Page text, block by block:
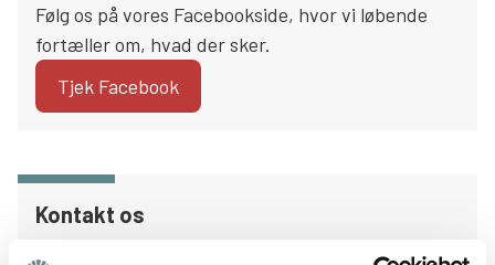
Følg os på vores Facebookside, hvor vi løbende
fortæller om, hvad der sker.
Tjek Facebook
Kontakt os